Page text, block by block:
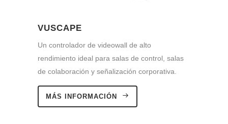
VUSCAPE
Un controlador de videowall de alto
rendimiento ideal para salas de control, salas
de colaboración y señalización corporativa.
MÁS INFORMACIÓN